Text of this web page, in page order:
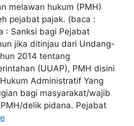
melawan hukum (PMH)
pejabat pajak. (baca :
: Sanksi bagi Pejabat
jika ditinjau dari Undang-
2014 tentang
(UUAP), PMH disini
Administratif Yang
bagi masyarakat/wajib
delik pidana. Pejabat